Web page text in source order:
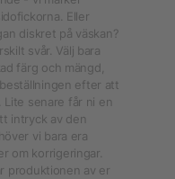
Eller
diskret på väskan?
svår. Välj bara
färg och mängd,
efter att
senare får ni en
intryck av den
vi bara era
om korrigeringar.
produktionen av er